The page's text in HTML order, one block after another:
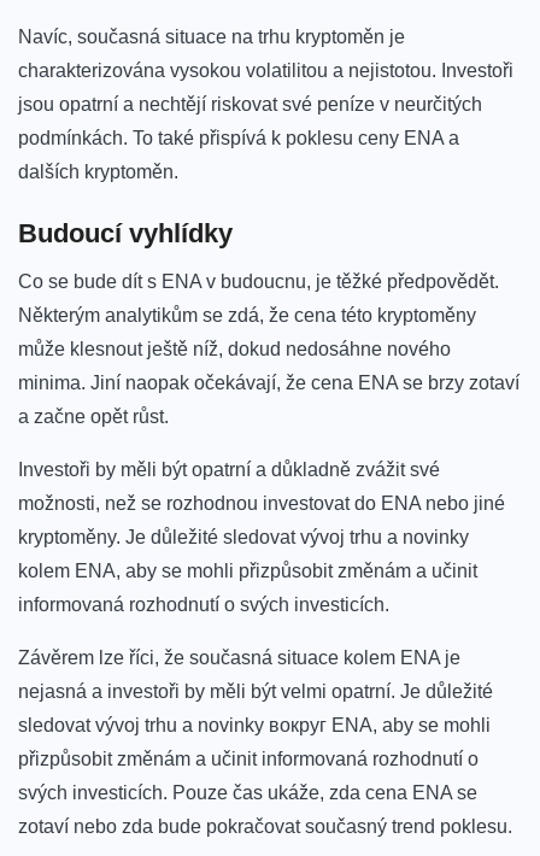
Navíc, současná situace na trhu‌ kryptoměn je
⁢charakterizována vysokou volatilitou a nejistotou. Investoři​
jsou opatrní a nechtějí riskovat své peníze v neurčitých
podmínkách. To také přispívá k poklesu ⁤ceny ENA a
dalších kryptoměn.
Budoucí vyhlídky
Co se bude ⁤dít s ENA v budoucnu, je těžké předpovědět.
Některým ‌analytikům ⁤se zdá, že cena této kryptoměny
může klesnout ještě níž, dokud nedosáhne nového
minima. Jiní naopak očekávají, že cena ENA se brzy zotaví
a začne opět růst.
Investoři by měli být opatrní a důkladně zvážit své
možnosti,‍ než se rozhodnou⁣ investovat do ENA nebo jiné
kryptoměny. Je důležité sledovat vývoj ⁤trhu a novinky
kolem ENA, aby se mohli‌ přizpůsobit změnám‌ a učinit
informovaná rozhodnutí o svých investicích.
Závěrem lze ‍říci, že současná situace kolem ENA je
nejasná‌ a⁤ investoři by měli být velmi opatrní. Je důležité
sledovat vývoj trhu a novinky вокруг ENA, aby se mohli
přizpůsobit změnám a učinit informovaná rozhodnutí ⁣o
svých investicích. Pouze čas ukáže, zda cena ENA se
zotaví nebo zda bude pokračovat současný trend poklesu.